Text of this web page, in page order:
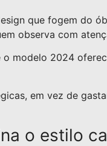
que fogem do
observa com
modelo 2024
em vez de
o estilo